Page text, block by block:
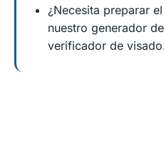
¿Necesita preparar
nuestro generador
verificador de